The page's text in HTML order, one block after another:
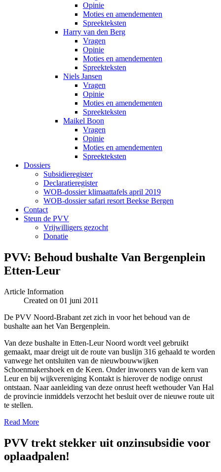
Opinie
Moties en amendementen
Spreekteksten
Harry van den Berg
Vragen
Opinie
Moties en amendementen
Spreekteksten
Niels Jansen
Vragen
Opinie
Moties en amendementen
Spreekteksten
Maikel Boon
Vragen
Opinie
Moties en amendementen
Spreekteksten
Dossiers
Subsidieregister
Declaratieregister
WOB-dossier klimaattafels april 2019
WOB-dossier safari resort Beekse Bergen
Contact
Steun de PVV
Vrijwilligers gezocht
Donatie
PVV: Behoud bushalte Van Bergenplein
Etten-Leur
Article Information
Created on 01 juni 2011
De PVV Noord-Brabant zet zich in voor het behoud van de
bushalte aan het Van Bergenplein.
Van deze bushalte in Etten-Leur Noord wordt veel gebruikt
gemaakt, maar dreigt uit de route van buslijn 316 gehaald te worden
vanwege het ontsluiten van de nieuwbouwwijken
Schoenmakershoek en de Keen. Onder inwoners van de kern van
Leur en bij wijkvereniging Kontakt is hierover de nodige onrust
ontstaan. Naar aanleiding van deze onrust heeft wethouder Van Hal
de provincie inmiddels verzocht het besluit over de nieuwe route uit
te stellen.
Read More
PVV trekt stekker uit onzinsubsidie voor
oplaadpalen!